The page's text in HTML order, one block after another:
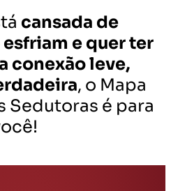
cansada de
e quer ter
conexão leve,
, o Mapa
Sedutoras é para